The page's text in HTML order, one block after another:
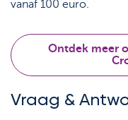
vanaf 100 euro.
Ontdek meer
Vraag &